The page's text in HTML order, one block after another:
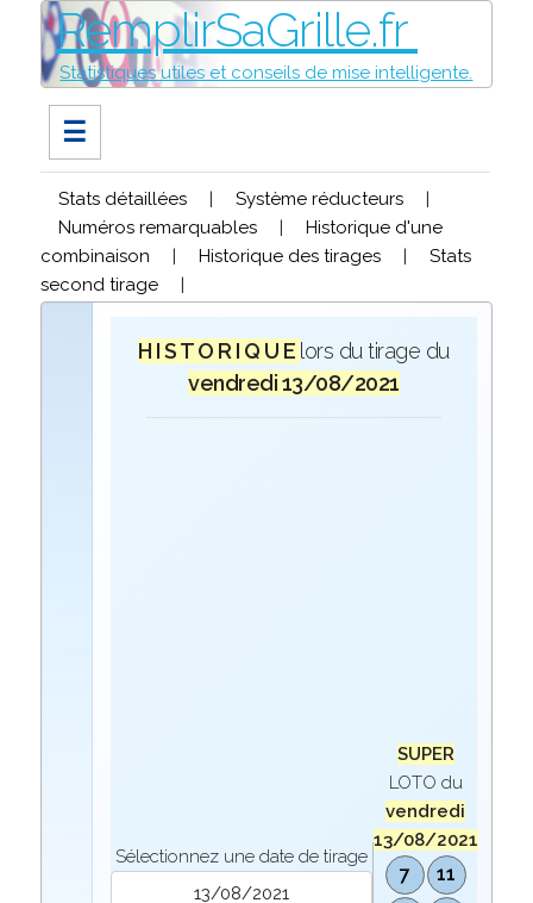
RemplirSaGrille.fr
Statistiques utiles et conseils de mise intelligente.
☰
Stats détaillées | Système réducteurs
|
Numéros remarquables
|
Historique d'une
combinaison
| Historique des tirages |
Stats
second tirage
|
H I S T O R I Q U E lors du tirage du
vendredi 13/08/2021
Sélectionnez une date de tirage
SUPER
LOTO du
vendredi
13/08/2021
7
11